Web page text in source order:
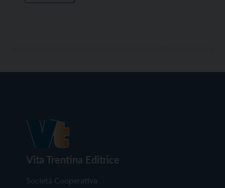
Vita Trentina Editrice
Società Cooperativa